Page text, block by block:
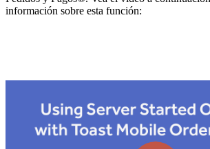
información sobre esta función: